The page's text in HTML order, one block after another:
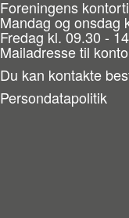
Foreningens
Mandag og onsdag
Fredag kl. 09.30 -
Mailadresse til
Du kan kontakte
Persondatapolitik